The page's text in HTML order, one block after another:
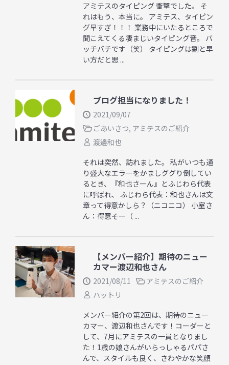
アミテスのタイピング 衝撃でした。 そ
れはもう、本当に。 アミテス、タイピン
グ早すぎ！！！ 業務中にいたるところで
聞こえてくる凄まじいタイピング音。 バ
ッチバチです（笑） タイピングは割と早
い方だと思 ...
ブログ担当になりました！
2021/09/07
ごあいさつ, アミテスのご紹介
渡邊和也
それは突然、訪れました。 私がいつも通
り盛大なエラーをかましググり倒してい
るとき、『和也さーん』とふじわら代表
に呼ばれ、 ふじわら代表：和也さんは文
章って得意かしら？（ニコニコ） 小室さ
ん：得意そー（ ...
【メンバー紹介】期待のニュー
カマー渡辺和也さん
2021/08/11
アミテスのご紹介
ハットリ
メンバー紹介の第2回は、期待のニュー
カマー、渡辺和也さんです！コーダーと
して、7月にアミテスの一員となりまし
た！1歳の娘さんがいらっしゃるパパさ
んで、スタイルも良く、さわやかな笑顔